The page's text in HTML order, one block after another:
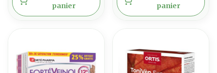
panier
panier